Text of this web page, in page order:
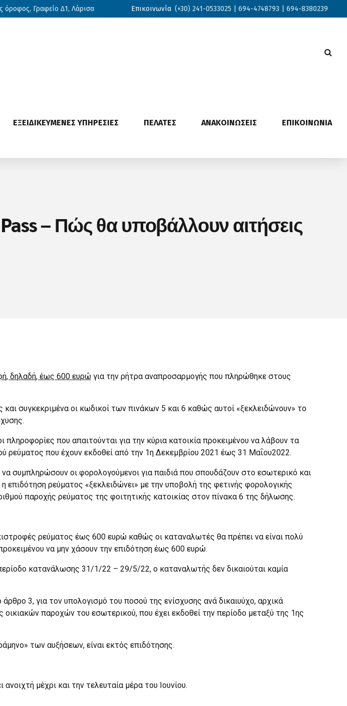
όροφος, Γραφείο Δ1, Λάρισα Επικοινωνία (+30) 241-0533025 | 694-4748793 | 694-8380239
ΕΞΕΙΔΙΚΕΥΜΕΝΕΣ ΥΠΗΡΕΣΙΕΣ ΠΕΛΑΤΕΣ ΑΝΑΚΟΙΝΩΣΕΙΣ ΕΠΙΚΟΙΝΩΝΙΑ
– Πώς θα υποβάλλουν αιτήσεις
δηλαδή, έως 600 ευρώ για την ρήτρα αναπροσαρμογής που πληρώθηκε στους
συγκεκριμένα οι κωδικοί των πινάκων 5 και 6 καθώς αυτοί «ξεκλειδώνουν» το
που απαιτούνται για την κύρια κατοικία προκειμένου να λάβουν τα
ρεύματος που έχουν εκδοθεί από την 1η Δεκεμβρίου 2021 έως 31 Μαΐου2022.
συμπληρώσουν οι φορολογούμενοι για παιδιά που σπουδάζουν στο εσωτερικό και
επιδότηση ρεύματος «ξεκλειδώνει» με την υποβολή της φετινής φορολογικής
παροχής ρεύματος της φοιτητικής κατοικίας στον πίνακα 6 της δήλωσης.
ρεύματος έως 600 ευρώ καθώς οι καταναλωτές θα πρέπει να είναι πολύ
να μην χάσουν την επιδότηση έως 600 ευρώ.
περίοδο κατανάλωσης 31/1/22 – 29/5/22, ο καταναλωτής δεν δικαιούται καμία
3, για τον υπολογισμό του ποσού της ενίσχυσης ανά δικαιυύχο, αρχικά
παροχών του εσωτερικού, που έχει εκδοθεί την περίοδο μεταξύ της 1ης
των αυξήσεων, είναι εκτός επιδότησης.
μέχρι και την τελευταία μέρα του Ιουνίου.